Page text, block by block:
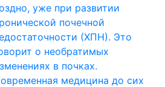
уже при развитии
почечной
(ХПН). Это
о необратимых
в почках.
медицина до сих